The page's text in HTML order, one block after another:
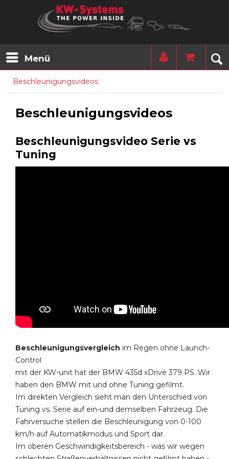
Menü
Beschleunigungsvideos
Beschleunigungsvideos
Beschleunigungsvideo Serie vs
Tuning
Beschleunigungsvergleich im Regen ohne Launch-
Control
mit der KW-unit hat der BMW 435d xDrive 379 PS. Wir
haben den BMW mit und ohne Tuning gefilmt.
Im direkten Vergleich sieht man den Unterschied von
Tuning vs. Serie auf ein-und demselben Fahrzeug. Die
Fahrversuche stellen die Beschleunigung von 0-100
km/h auf Automatikmodus und Sport dar.
Im oberen Geschwindigkeitsbereich - was wir wegen